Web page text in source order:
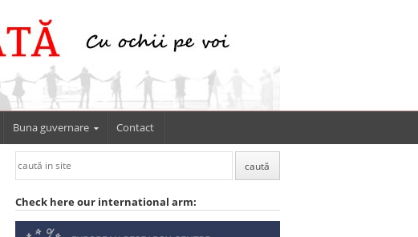
Buna guvernare Contact
Check here our international arm: